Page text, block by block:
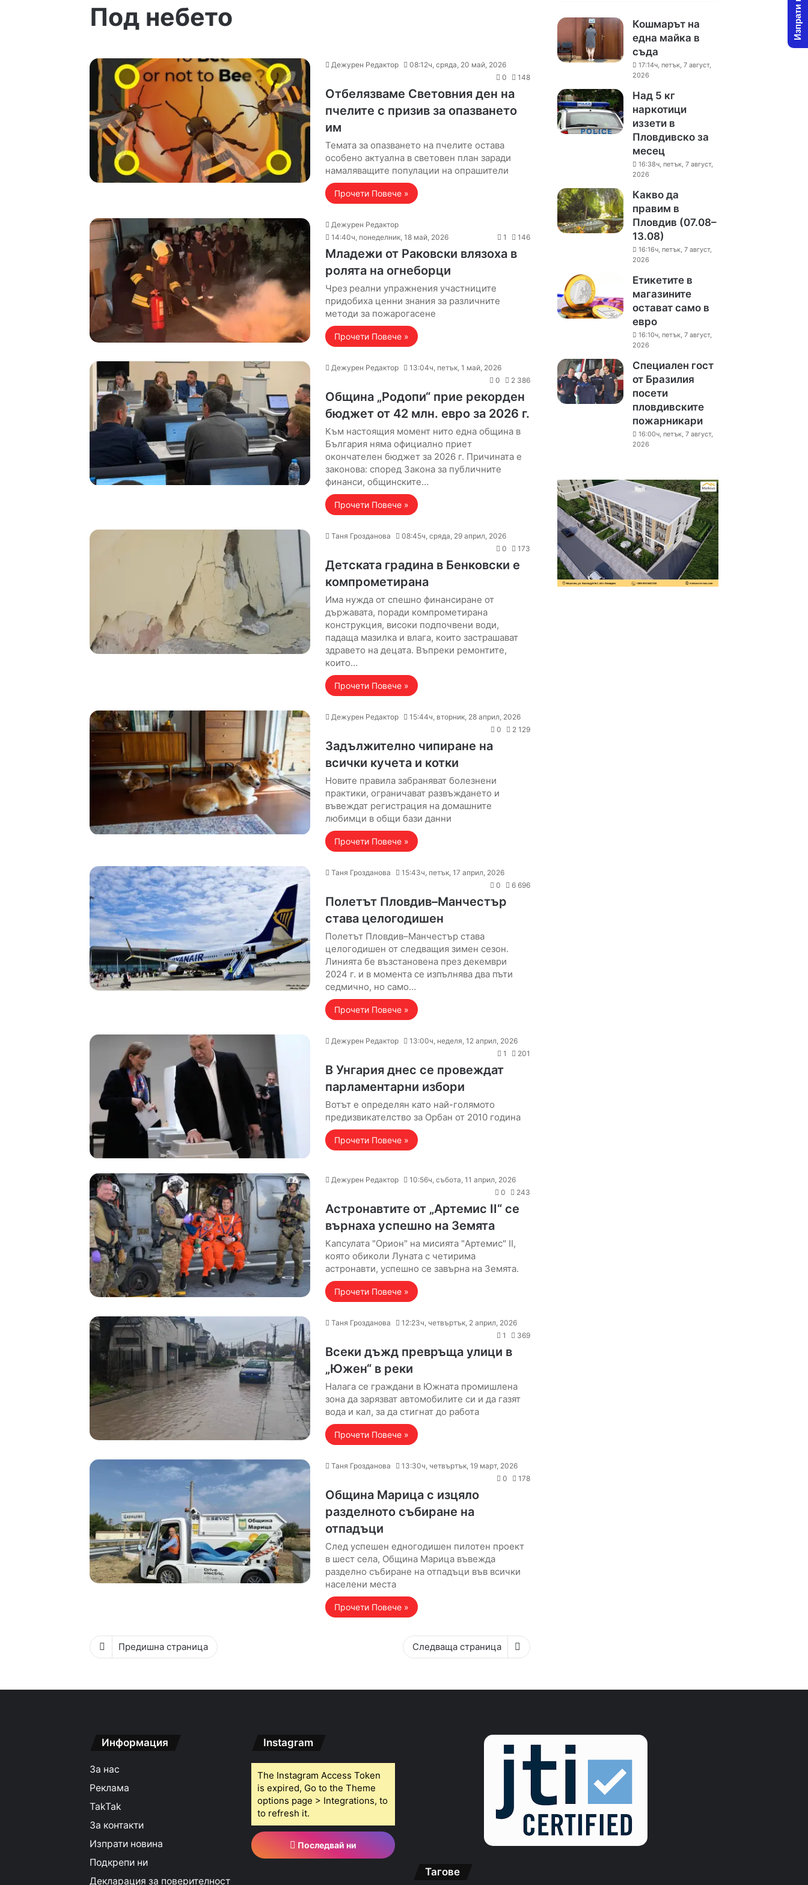
Под небето
Дежурен Редактор
08:12ч, сряда, 20 май, 2026
0
148
Отбелязваме Световния ден на
пчелите с призив за опазването
им
Темата за опазването на пчелите остава
особено актуална в световен план заради
намаляващите популации на опрашители
Прочети Повече »
Дежурен Редактор
14:40ч, понеделник, 18 май, 2026
1 146
Младежи от Раковски влязоха в
ролята на огнеборци
Чрез реални упражнения участниците
придобиха ценни знания за различните
методи за пожарогасене
Прочети Повече »
Дежурен Редактор
13:04ч, петък, 1 май, 2026
0
2 386
Община „Родопи“ прие рекорден
бюджет от 42 млн. евро за 2026 г.
Към настоящия момент нито една община в
България няма официално приет
окончателен бюджет за 2026 г. Причината е
законова: според Закона за публичните
финанси, общинските…
Прочети Повече »
Таня Грозданова
08:45ч, сряда, 29 април, 2026
0
173
Детската градина в Бенковски е
компрометирана
Има нужда от спешно финансиране от
държавата, поради компрометирана
конструкция, високи подпочвени води,
падаща мазилка и влага, които застрашават
здравето на децата. Въпреки ремонтите,
които…
Прочети Повече »
Дежурен Редактор
15:44ч, вторник, 28 април, 2026
0
2 129
Задължително чипиране на
всички кучета и котки
Новите правила забраняват болезнени
практики, ограничават развъждането и
въвеждат регистрация на домашните
любимци в общи бази данни
Прочети Повече »
Таня Грозданова
15:43ч, петък, 17 април, 2026
0
6 696
Полетът Пловдив–Манчестър
става целогодишен
Полетът Пловдив–Манчестър става
целогодишен от следващия зимен сезон.
Линията бе възстановена през декември
2024 г. и в момента се изпълнява два пъти
седмично, но само…
Прочети Повече »
Дежурен Редактор
13:00ч, неделя, 12 април, 2026
1
201
В Унгария днес се провеждат
парламентарни избори
Вотът е определян като най-голямото
предизвикателство за Орбан от 2010 година
Прочети Повече »
Дежурен Редактор
10:56ч, събота, 11 април, 2026
0
243
Астронавтите от „Артемис II“ се
върнаха успешно на Земята
Капсулата "Орион" на мисията "Aртемис" II,
която обиколи Луната с четирима
астронавти, успешно се завърна на Земята.
Прочети Повече »
Таня Грозданова
12:23ч, четвъртък, 2 април, 2026
1
369
Всеки дъжд превръща улици в
„Южен“ в реки
Налага се граждани в Южната промишлена
зона да зарязват автомобилите си и да газят
вода и кал, за да стигнат до работа
Прочети Повече »
Таня Грозданова
13:30ч, четвъртък, 19 март, 2026
0
178
Община Марица с изцяло
разделното събиране на
отпадъци
След успешен едногодишен пилотен проект
в шест села, Община Марица въвежда
разделно събиране на отпадъци във всички
населени места
Прочети Повече »
Предишна страница Следваща страница
Кошмарът на
една майка в
съда
17:14ч, петък, 7 август,
2026
Над 5 кг
наркотици
иззети в
Пловдивско за
месец
16:38ч, петък, 7 август,
2026
Какво да
правим в
Пловдив (07.08–
13.08)
16:16ч, петък, 7 август,
2026
Етикетите в
магазините
остават само в
евро
16:10ч, петък, 7 август,
2026
Специален гост
от Бразилия
посети
пловдивските
пожарникари
16:00ч, петък, 7 август,
2026
Информация
За нас
Реклама
TakTak
За контакти
Изпрати новина
Подкрепи ни
Декларация за поверителност
Instagram
The Instagram Access Token
is expired, Go to the Theme
options page > Integrations, to
to refresh it.
Последвай ни
Тагове